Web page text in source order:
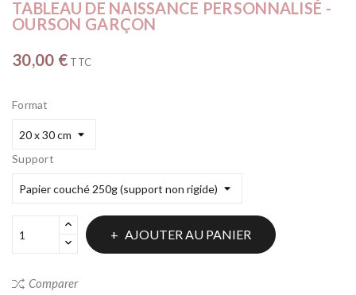
TABLEAU DE NAISSANCE PERSONNALISÉ -
OURSON GARÇON
30,00 € TTC
Format
Support
AJOUTER AU PANIER
Comparer